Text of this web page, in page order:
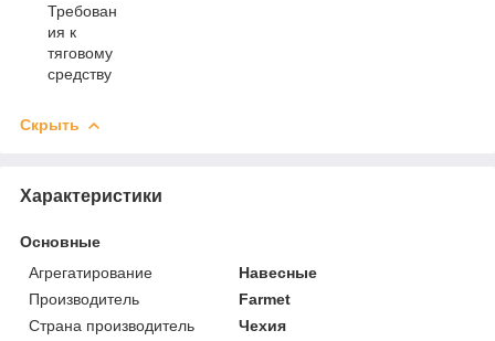
Требован
ия к
тяговому
средству
Скрыть
Характеристики
Основные
Агрегатирование
Навесные
Производитель
Farmet
Страна производитель
Чехия